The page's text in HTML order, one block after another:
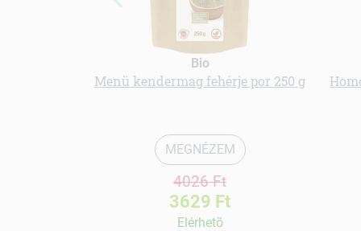
Bio
Menü kendermag fehérje por 250 g
MEGNÉZEM
4026 Ft
3629 Ft
Elérhetõ